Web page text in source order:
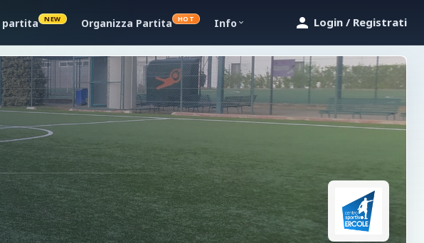
partita NEW Organizza Partita HOT Info Login / Registrati